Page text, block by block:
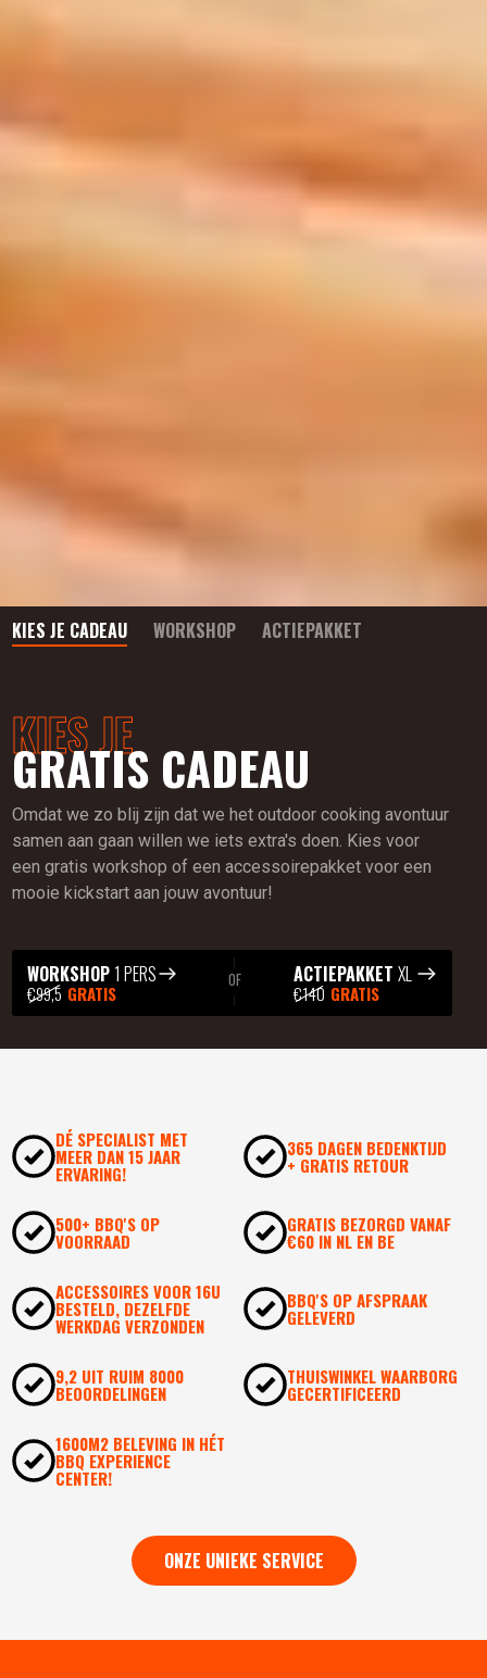
KIES JE CADEAU WORKSHOP ACTIEPAKKET
KIES JE
GRATIS CADEAU
Omdat we zo blij zijn dat we het outdoor cooking avontuur
samen aan gaan willen we iets extra's doen. Kies voor
een gratis workshop of een accessoirepakket voor een
mooie kickstart aan jouw avontuur!
WORKSHOP1 PERS
€99,5 GRATIS
OF ACTIEPAKKETXL
€140 GRATIS
DÉ SPECIALIST MET
MEER DAN 15 JAAR
ERVARING!
365 DAGEN BEDENKTIJD
+ GRATIS RETOUR
500+ BBQ'S OP
VOORRAAD
GRATIS BEZORGD VANAF
€60 IN NL EN BE
ACCESSOIRES VOOR 16U
BESTELD, DEZELFDE
WERKDAG VERZONDEN
BBQ'S OP AFSPRAAK
GELEVERD
9,2 UIT RUIM 8000
BEOORDELINGEN
THUISWINKEL WAARBORG
GECERTIFICEERD
1600M2 BELEVING IN HÉT
BBQ EXPERIENCE
CENTER!
ONZE UNIEKE SERVICE